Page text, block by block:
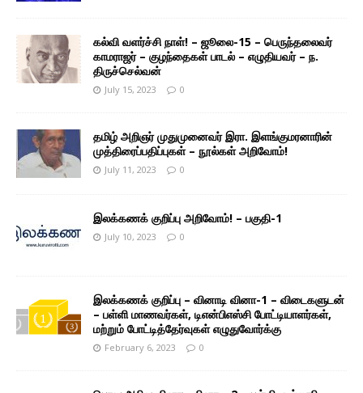
கல்வி வளர்ச்சி நாள்! – ஜூலை-15 – பெருந்தலைவர்
காமராஜர் – குழந்தைகள் பாடல் – எழுதியவர் – ந.
திருச்செல்வன்
July 15, 2023 0
தமிழ் அறிஞர் முதுமுனைவர் இரா. இளங்குமரனாரின்
முத்திரைப்பதிப்புகள் – நூல்கள் அறிவோம்!
July 11, 2023 0
இலக்கணக் குறிப்பு அறிவோம்! – பகுதி-1
July 10, 2023 0
இலக்கணக் குறிப்பு – வினாடி வினா-1 – விடைகளுடன்
– பள்ளி மாணவர்கள், டிஎன்பிஎஸ்சி போட்டியாளர்கள்,
மற்றும் போட்டித்தேர்வுகள் எழுதுவோர்க்கு
February 6, 2023 0